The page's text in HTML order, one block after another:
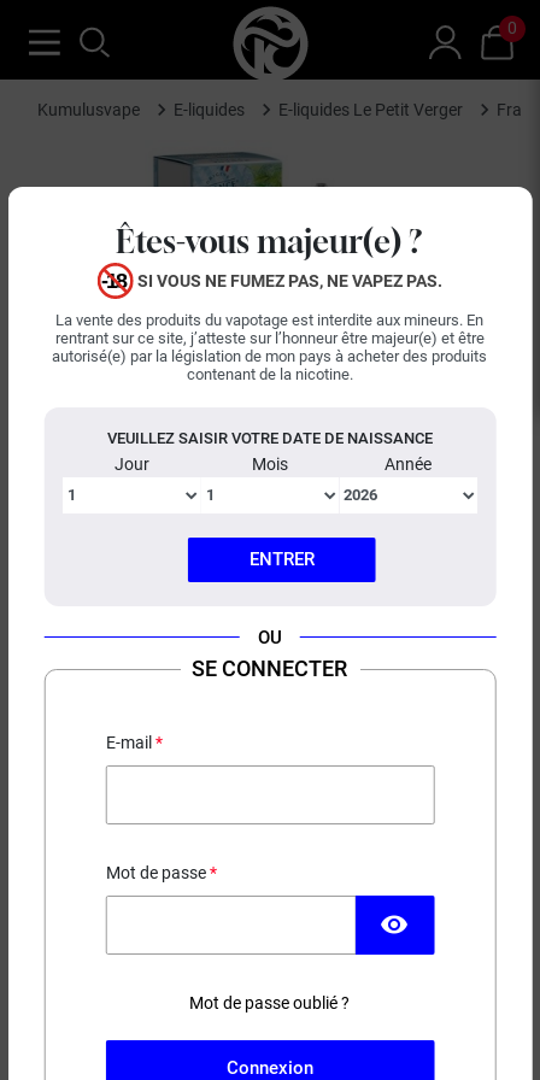
Êtes-vous majeur(e) ?
SI VOUS NE FUMEZ PAS, NE VAPEZ PAS.
La vente des produits du vapotage est interdite aux mineurs. En
rentrant sur ce site, j’atteste sur l’honneur être majeur(e) et être
autorisé(e) par la législation de mon pays à acheter des produits
contenant de la nicotine.
VEUILLEZ SAISIR VOTRE DATE DE NAISSANCE
Jour Mois Année
ENTRER
OU
SE CONNECTER
E-mail
Mot de passe
visibility
Mot de passe oublié ?
Connexion
0
Kumulusvape E-liquides E-liquides Le Petit Verger
MENTHE CITRONNÉE FRAIS LE
PETIT VERGER 50ML
19,90 €
Taux de nicotine